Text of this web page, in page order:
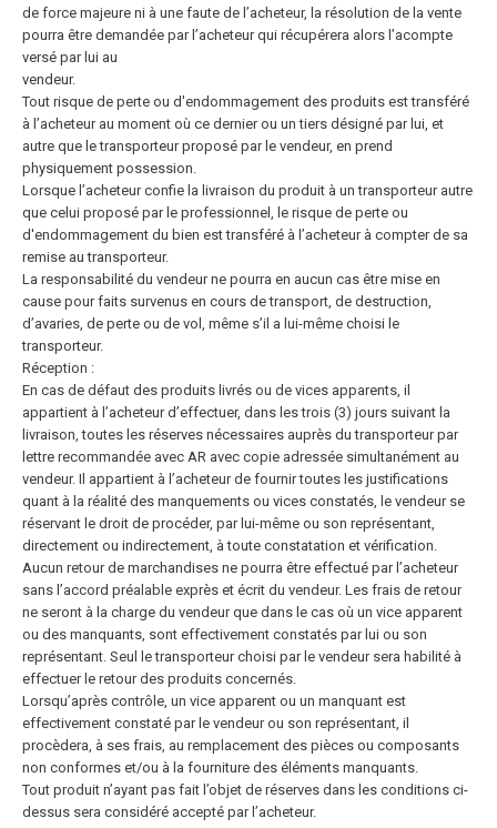
de force majeure ni à une faute de l’acheteur, la résolution de la vente
pourra être demandée par l’acheteur qui récupérera alors l’acompte
versé par lui au
vendeur.
Tout risque de perte ou d'endommagement des produits est transféré
à l’acheteur au moment où ce dernier ou un tiers désigné par lui, et
autre que le transporteur proposé par le vendeur, en prend
physiquement possession.
Lorsque l’acheteur confie la livraison du produit à un transporteur autre
que celui proposé par le professionnel, le risque de perte ou
d'endommagement du bien est transféré à l’acheteur à compter de sa
remise au transporteur.
La responsabilité du vendeur ne pourra en aucun cas être mise en
cause pour faits survenus en cours de transport, de destruction,
d’avaries, de perte ou de vol, même s’il a lui-même choisi le
transporteur.
Réception :
En cas de défaut des produits livrés ou de vices apparents, il
appartient à l’acheteur d’effectuer, dans les trois (3) jours suivant la
livraison, toutes les réserves nécessaires auprès du transporteur par
lettre recommandée avec AR avec copie adressée simultanément au
vendeur. Il appartient à l’acheteur de fournir toutes les justifications
quant à la réalité des manquements ou vices constatés, le vendeur se
réservant le droit de procéder, par lui-même ou son représentant,
directement ou indirectement, à toute constatation et vérification.
Aucun retour de marchandises ne pourra être effectué par l’acheteur
sans l’accord préalable exprès et écrit du vendeur. Les frais de retour
ne seront à la charge du vendeur que dans le cas où un vice apparent
ou des manquants, sont effectivement constatés par lui ou son
représentant. Seul le transporteur choisi par le vendeur sera habilité à
effectuer le retour des produits concernés.
Lorsqu’après contrôle, un vice apparent ou un manquant est
effectivement constaté par le vendeur ou son représentant, il
procèdera, à ses frais, au remplacement des pièces ou composants
non conformes et/ou à la fourniture des éléments manquants.
Tout produit n’ayant pas fait l’objet de réserves dans les conditions ci-
dessus sera considéré accepté par l’acheteur.